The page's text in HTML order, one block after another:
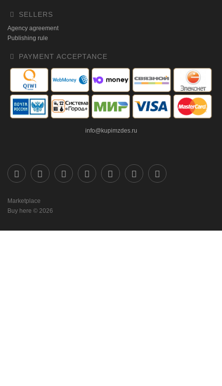
SELLERS
Agency agreement
Publishing rule
PAYMENT ACCEPTANCE
info@kupimzdes.ru
Marketplace
Buy here © 2026